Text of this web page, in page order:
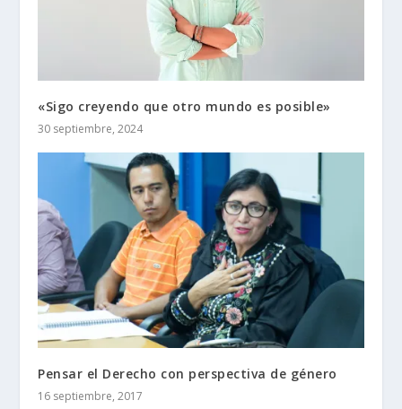
«Sigo creyendo que otro mundo es posible»
30 septiembre, 2024
Pensar el Derecho con perspectiva de género
16 septiembre, 2017